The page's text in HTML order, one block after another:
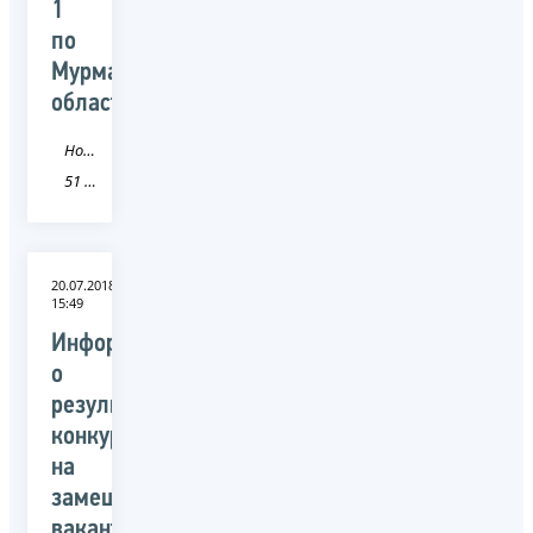
1
по
Мурманской
области
Новость
51 Мурманская область
20.07.2018
15:49
Информация
о
результатах
конкурса
на
замещение